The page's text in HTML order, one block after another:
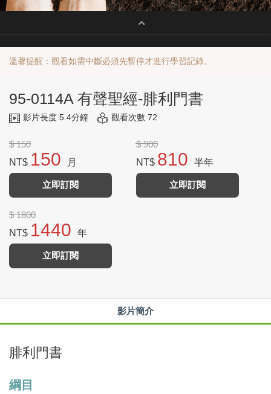
溫馨提醒：觀看如需中斷必須先暫停才進行學習記錄。
95-0114A 有聲聖經-腓利門書
影片長度 5.4分鐘 觀看次數 72
$ 150
NT$ 150 月
立即訂閱
$ 900
NT$ 810 半年
立即訂閱
$ 1800
NT$ 1440 年
立即訂閱
影片簡介
腓利門書
綱目